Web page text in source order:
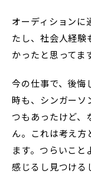
オーディションに
たし、社会人経験
かったと思ってま
今の仕事で、後悔
時も、シンガーソ
つもあったけど、
ん。これは考え方
ます。つらいこ
感じるし見つける